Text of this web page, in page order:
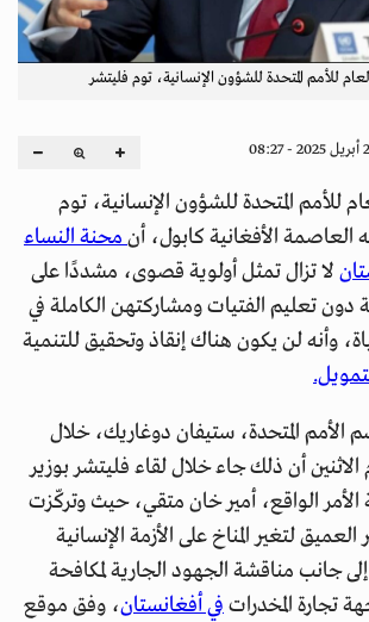
للأمم المتحدة للشؤون الإنسانية، توم فليتشر
للأمم المتحدة للشؤون الإنسانية، توم
العاصمة الأفغانية كابول، أنمحنة النساء
لا تزال تمثل أولوية قصوى، مشددًا على
دون تعليم الفتيات ومشاركتهن الكاملة في
وأنه لن يكون هناك إنقاذ وتحقيق للتنمية
الأمم المتحدة، ستيفان دوغاريك، خلال
الاثنين أن ذلك جاء خلال لقاء فليتشر بوزير
الواقع، أمير خان متقي، حيث وتركّزت
العميق لتغير المناخ على الأزمة الإنسانية
إلى جانب مناقشة الجهود الجارية لمكافحة
تجارة المخدراتفي أفغانستان، وفق موقع